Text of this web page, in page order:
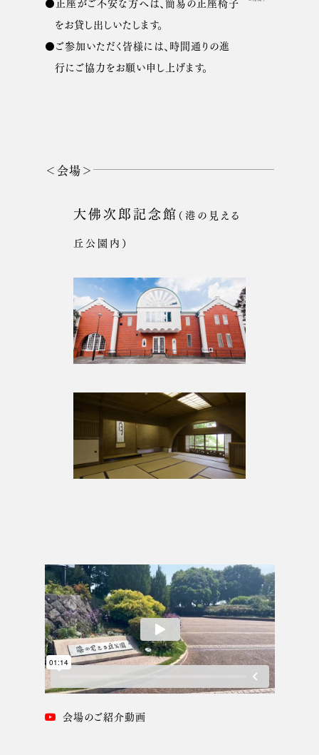
をお貸し出しいたします。
●ご参加いただく皆様には、時間通りの進
行にご協力をお願い申し上げます。
＜会場＞
大佛次郎記念館 （港の見える
丘公園内）
会場のご紹介動画